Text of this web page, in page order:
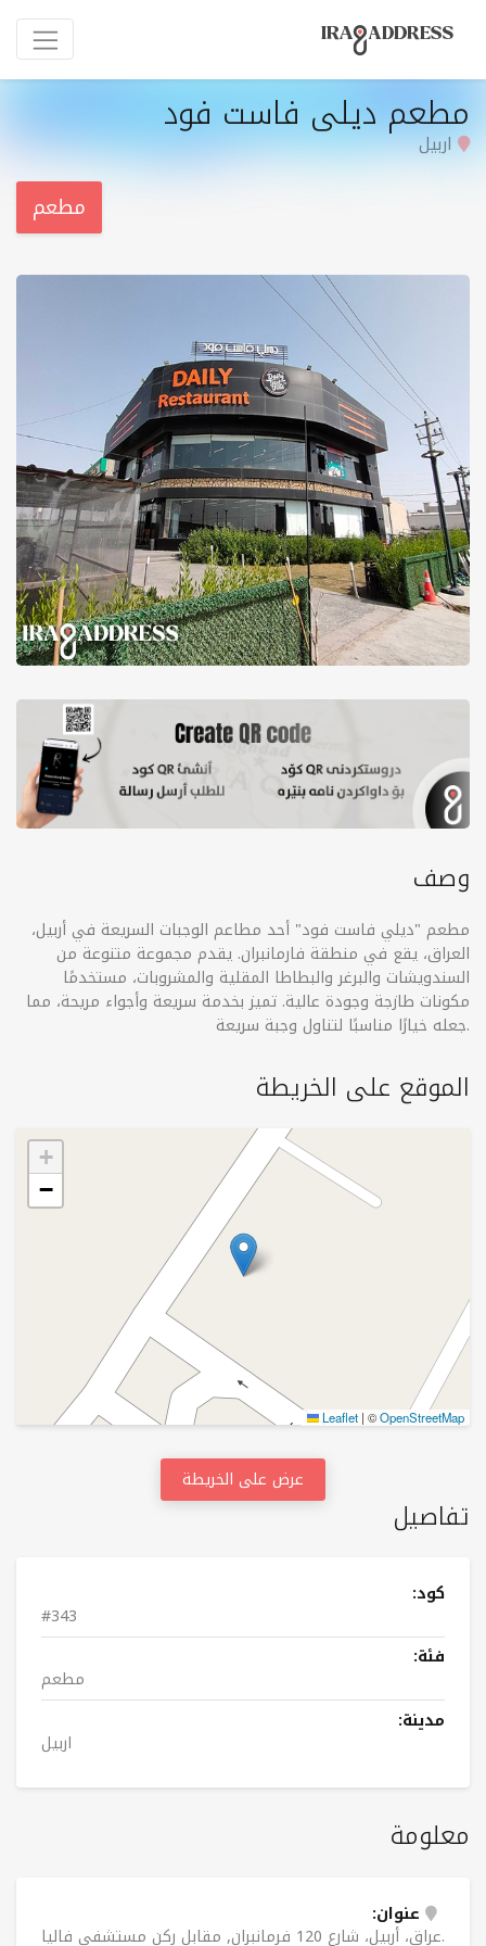
مطعم ديلى فاست فود
اربيل
مطعم
تفاصيل
كود:
#343
فئة:
مطعم
مدينة:
اربيل
معلومة
عنوان:
عراق، أربیل، شارع 120 فرمانبران, مقابل رکن مستشفى فاليا.
وصف
مطعم "ديلي فاست فود" أحد مطاعم الوجبات السريعة في أربيل،
العراق، يقع في منطقة فارمانبران. يقدم مجموعة متنوعة من
السندويشات والبرغر والبطاطا المقلية والمشروبات، مستخدمًا
مكونات طازجة وجودة عالية. تميز بخدمة سريعة وأجواء مريحة، مما
جعله خيارًا مناسبًا لتناول وجبة سريعة.
الموقع على الخريطة
+
−
Leaflet | ©OpenStreetMap
عرض على الخريطة